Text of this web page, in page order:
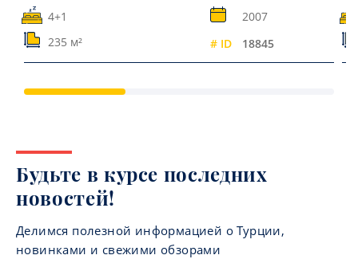
4+1
2007
235 м²
# ID 18845
Будьте в курсе последних
новостей!
Делимся полезной информацией о Турции,
новинками и свежими обзорами